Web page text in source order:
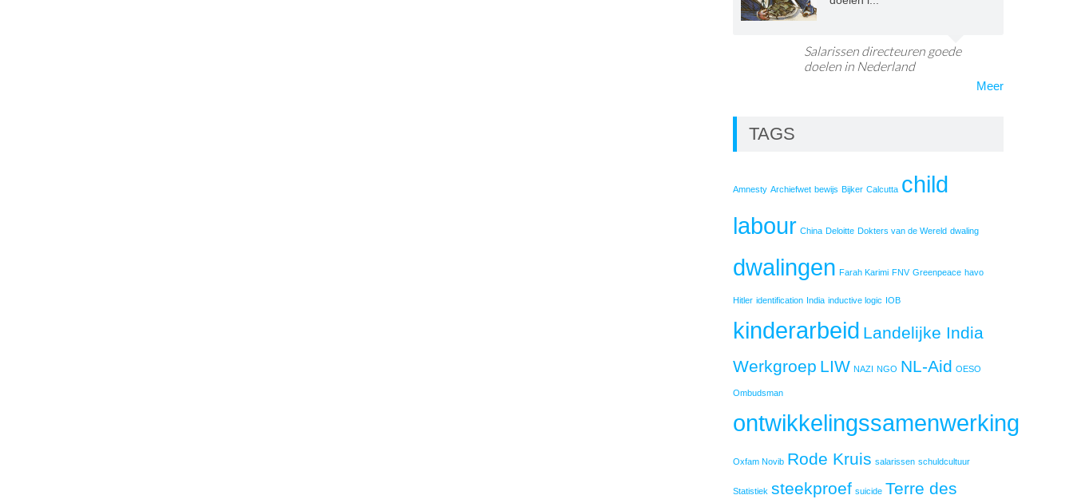
Salarissen directeuren goede
doelen in Nederland
Meer
TAGS
Amnesty Archiefwet bewijs Bijker Calcutta child
labour China Deloitte Dokters van de Wereld dwaling
dwalingen Farah Karimi FNV Greenpeace havo
Hitler identification India inductive logic IOB
kinderarbeid Landelijke India
Werkgroep LIW NAZI NGO NL-Aid OESO
Ombudsman
ontwikkelingssamenwerking
Oxfam Novib Rode Kruis salarissen schuldcultuur
Statistiek steekproef suicide Terre des